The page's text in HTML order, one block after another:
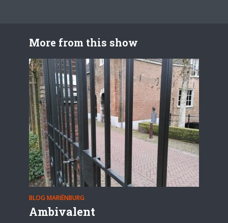
More from this show
BLOG MARIËNBURG
Ambivalent